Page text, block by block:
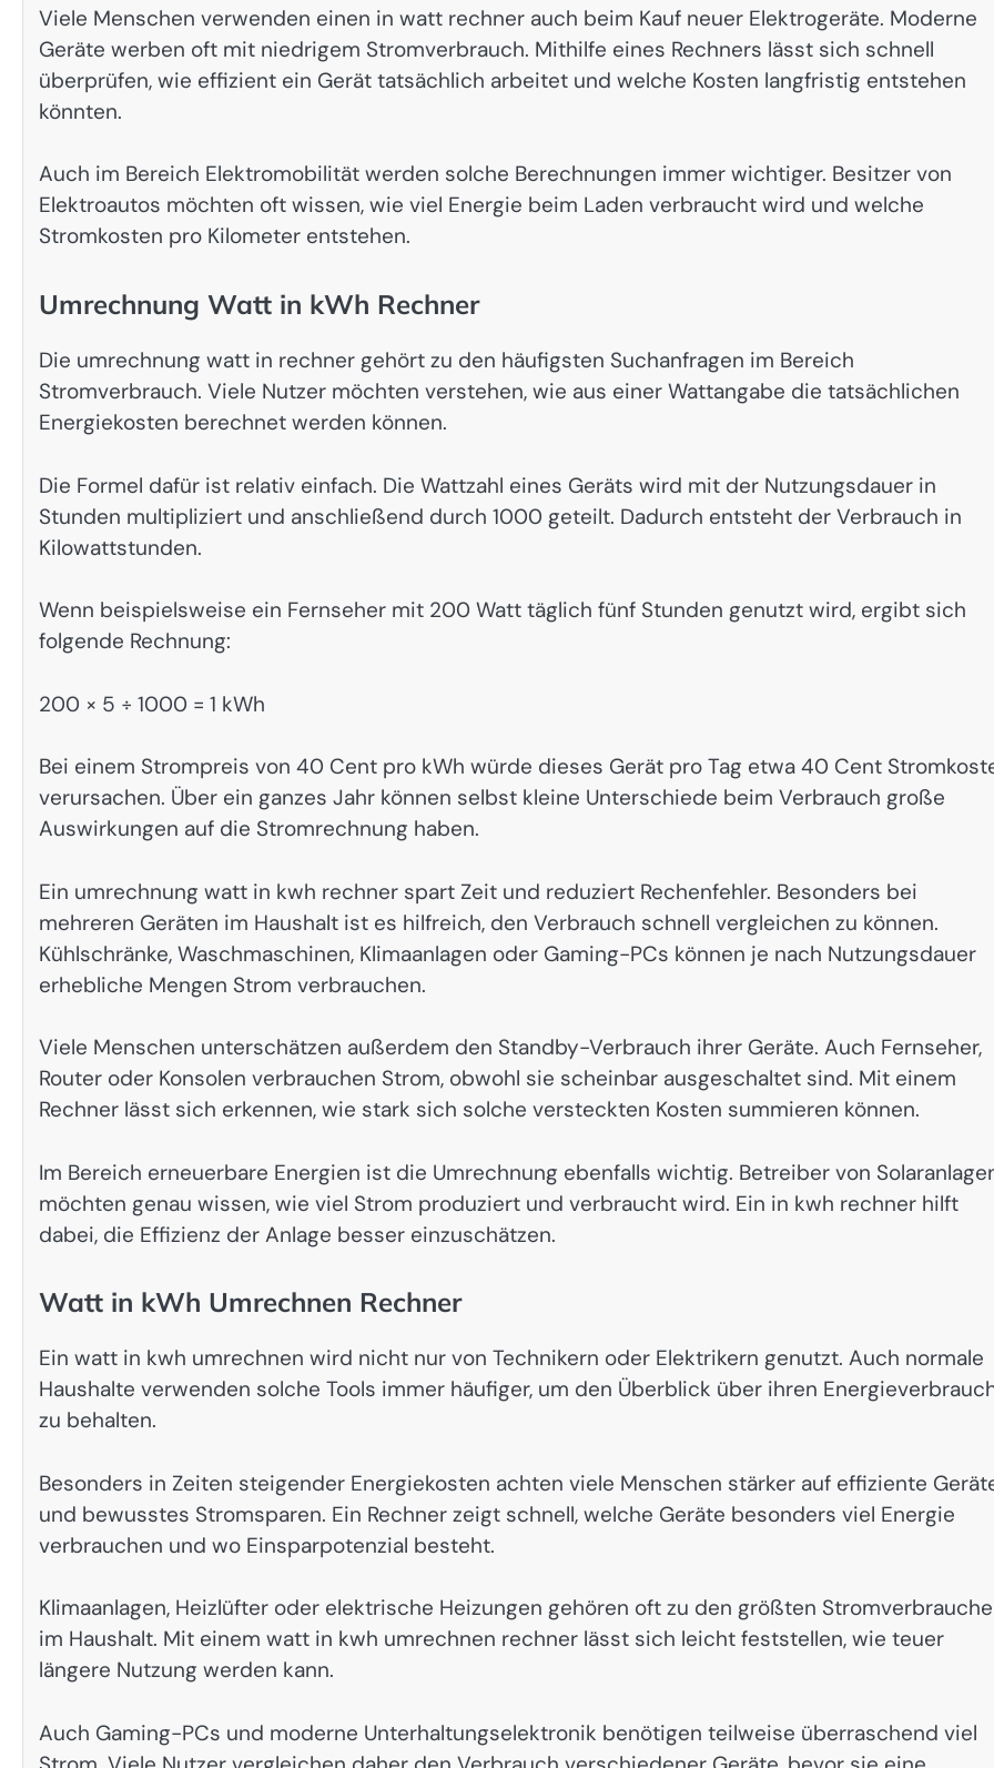
Viele Menschen verwenden einen in watt rechner auch beim Kauf neuer Elektrogeräte. Moderne
Geräte werben oft mit niedrigem Stromverbrauch. Mithilfe eines Rechners lässt sich schnell
überprüfen, wie effizient ein Gerät tatsächlich arbeitet und welche Kosten langfristig entstehen
könnten.
Auch im Bereich Elektromobilität werden solche Berechnungen immer wichtiger. Besitzer von
Elektroautos möchten oft wissen, wie viel Energie beim Laden verbraucht wird und welche
Stromkosten pro Kilometer entstehen.
Umrechnung Watt in kWh Rechner
Die umrechnung watt in rechner gehört zu den häufigsten Suchanfragen im Bereich
Stromverbrauch. Viele Nutzer möchten verstehen, wie aus einer Wattangabe die tatsächlichen
Energiekosten berechnet werden können.
Die Formel dafür ist relativ einfach. Die Wattzahl eines Geräts wird mit der Nutzungsdauer in
Stunden multipliziert und anschließend durch 1000 geteilt. Dadurch entsteht der Verbrauch in
Kilowattstunden.
Wenn beispielsweise ein Fernseher mit 200 Watt täglich fünf Stunden genutzt wird, ergibt sich
folgende Rechnung:
200 × 5 ÷ 1000 = 1 kWh
Bei einem Strompreis von 40 Cent pro kWh würde dieses Gerät pro Tag etwa 40 Cent
verursachen. Über ein ganzes Jahr können selbst kleine Unterschiede beim Verbrauch große
Auswirkungen auf die Stromrechnung haben.
Ein umrechnung watt in kwh rechner spart Zeit und reduziert Rechenfehler. Besonders bei
mehreren Geräten im Haushalt ist es hilfreich, den Verbrauch schnell vergleichen zu können.
Kühlschränke, Waschmaschinen, Klimaanlagen oder Gaming-PCs können je nach Nutzungsdauer
erhebliche Mengen Strom verbrauchen.
Viele Menschen unterschätzen außerdem den Standby-Verbrauch ihrer Geräte. Auch Fernseher,
Router oder Konsolen verbrauchen Strom, obwohl sie scheinbar ausgeschaltet sind. Mit einem
Rechner lässt sich erkennen, wie stark sich solche versteckten Kosten summieren können.
Im Bereich erneuerbare Energien ist die Umrechnung ebenfalls wichtig. Betreiber von
möchten genau wissen, wie viel Strom produziert und verbraucht wird. Ein in kwh rechner hilft
dabei, die Effizienz der Anlage besser einzuschätzen.
Watt in kWh Umrechnen Rechner
Ein watt in kwh umrechnen wird nicht nur von Technikern oder Elektrikern genutzt. Auch normale
Haushalte verwenden solche Tools immer häufiger, um den Überblick über ihren
zu behalten.
Besonders in Zeiten steigender Energiekosten achten viele Menschen stärker auf effiziente
und bewusstes Stromsparen. Ein Rechner zeigt schnell, welche Geräte besonders viel Energie
verbrauchen und wo Einsparpotenzial besteht.
Klimaanlagen, Heizlüfter oder elektrische Heizungen gehören oft zu den größten
im Haushalt. Mit einem watt in kwh umrechnen rechner lässt sich leicht feststellen, wie teuer
längere Nutzung werden kann.
Auch Gaming-PCs und moderne Unterhaltungselektronik benötigen teilweise überraschend viel